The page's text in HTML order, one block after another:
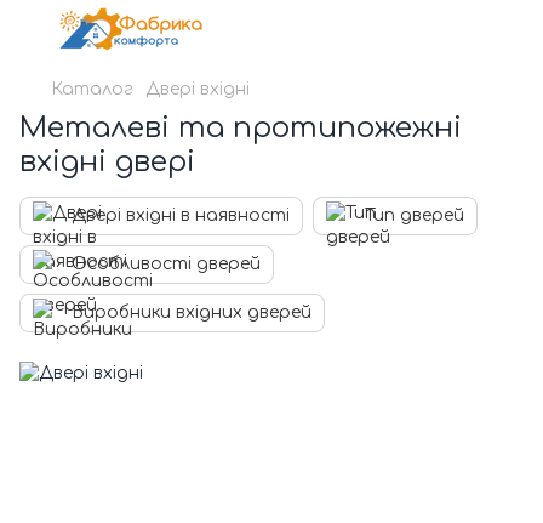
Каталог Двері вхідні
Металеві та протипожежні
вхідні двері
Двері вхідні в наявності Тип дверей
Особливості дверей
Виробники вхідних дверей